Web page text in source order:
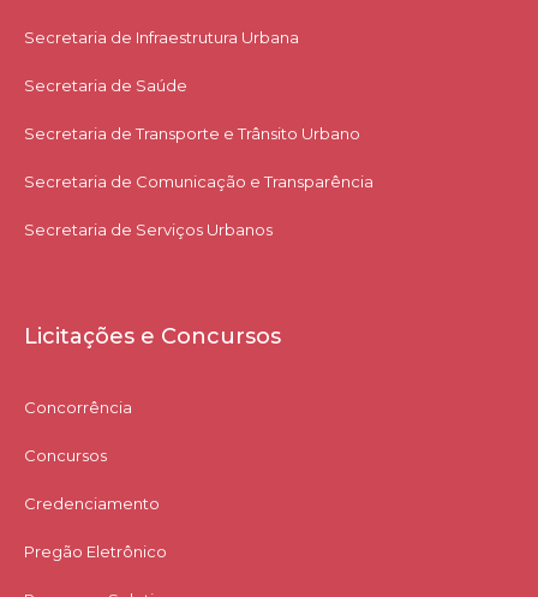
Secretaria de Infraestrutura Urbana
Secretaria de Saúde
Secretaria de Transporte e Trânsito Urbano
Secretaria de Comunicação e Transparência
Secretaria de Serviços Urbanos
Licitações e Concursos
Concorrência
Concursos
Credenciamento
Pregão Eletrônico